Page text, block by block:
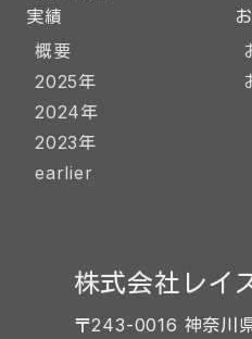
株式会社レイ
〒243-0016 神奈川
実績
概要
2025年
2024年
2023年
earlier